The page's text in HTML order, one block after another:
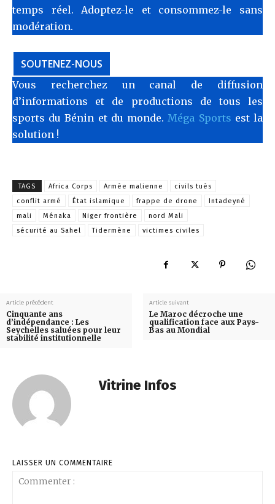
temps réel. Adoptez-le et consommez-le sans
modération.
SOUTENEZ-NOUS
Vous recherchez un canal de diffusion
d’informations et de productions de tous les
sports du Bénin et du monde. Méga Sports est la
solution !
TAGS Africa Corps Armée malienne
civils tués
conflit armé
État islamique frappe de drone
Intadeyné
mali
Ménaka Niger frontière
nord Mali
sécurité au Sahel
Tidermène victimes civiles
Article précédent
Cinquante ans
d’indépendance : Les
Seychelles saluées pour leur
stabilité institutionnelle
Article suivant
Le Maroc décroche une
qualification face aux Pays-
Bas au Mondial
Vitrine Infos
LAISSER UN COMMENTAIRE